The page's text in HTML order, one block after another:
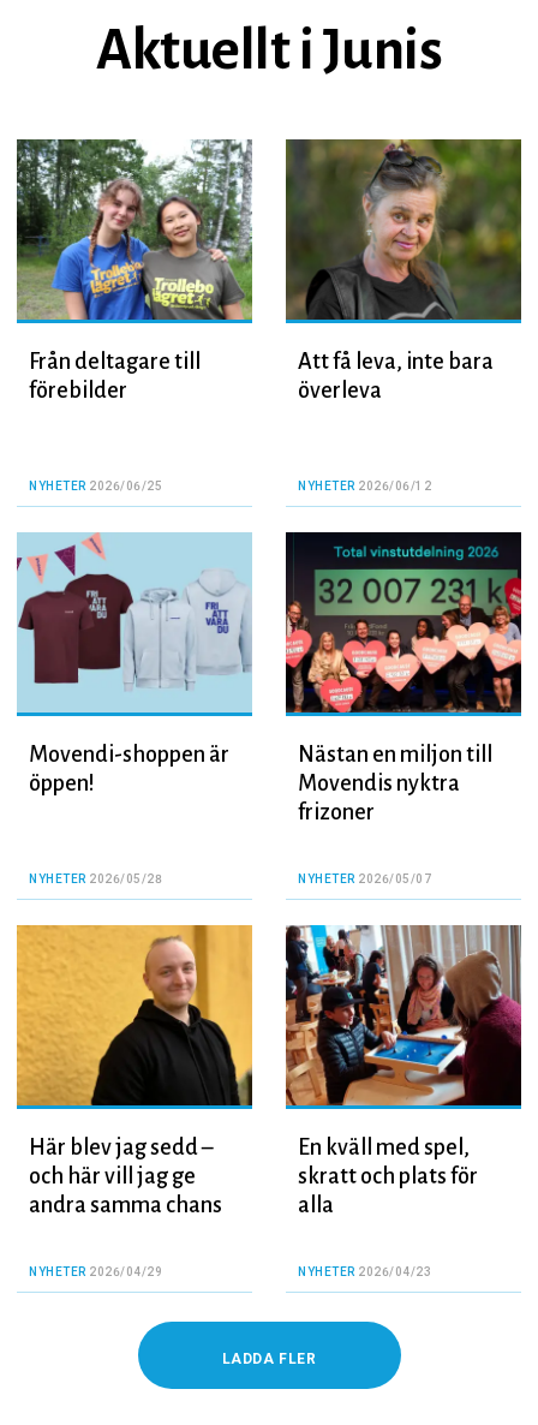
Aktuellt i Junis
Från deltagare till
förebilder
NYHETER 2026/06/25
Att få leva, inte bara
överleva
NYHETER 2026/06/12
Movendi-shoppen är
öppen!
NYHETER 2026/05/28
Nästan en miljon till
Movendis nyktra
frizoner
NYHETER 2026/05/07
Här blev jag sedd –
och här vill jag ge
andra samma chans
NYHETER 2026/04/29
En kväll med spel,
skratt och plats för
alla
NYHETER 2026/04/23
LADDA FLER